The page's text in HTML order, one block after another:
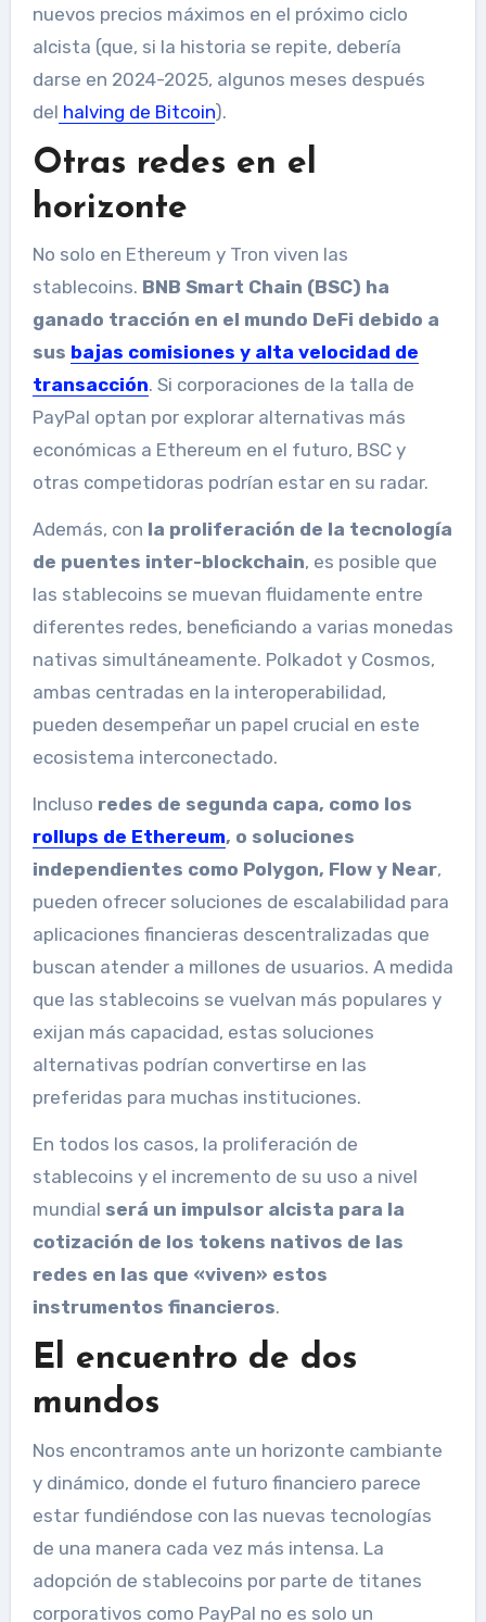
nuevos precios máximos en el próximo ciclo
alcista (que, si la historia se repite, debería
darse en 2024-2025, algunos meses después
del halving de Bitcoin).
Otras redes en el
horizonte
No solo en Ethereum y Tron viven las
stablecoins. BNB Smart Chain (BSC) ha
ganado tracción en el mundo DeFi debido a
sus bajas comisiones y alta velocidad de
transacción. Si corporaciones de la talla de
PayPal optan por explorar alternativas más
económicas a Ethereum en el futuro, BSC y
otras competidoras podrían estar en su radar.
Además, con la proliferación de la tecnología
de puentes inter-blockchain, es posible que
las stablecoins se muevan fluidamente entre
diferentes redes, beneficiando a varias monedas
nativas simultáneamente. Polkadot y Cosmos,
ambas centradas en la interoperabilidad,
pueden desempeñar un papel crucial en este
ecosistema interconectado.
Incluso redes de segunda capa, como los
rollups de Ethereum, o soluciones
independientes como Polygon, Flow y Near,
pueden ofrecer soluciones de escalabilidad para
aplicaciones financieras descentralizadas que
buscan atender a millones de usuarios. A medida
que las stablecoins se vuelvan más populares y
exijan más capacidad, estas soluciones
alternativas podrían convertirse en las
preferidas para muchas instituciones.
En todos los casos, la proliferación de
stablecoins y el incremento de su uso a nivel
mundial será un impulsor alcista para la
cotización de los tokens nativos de las
redes en las que «viven» estos
instrumentos financieros.
El encuentro de dos
mundos
Nos encontramos ante un horizonte cambiante
y dinámico, donde el futuro financiero parece
estar fundiéndose con las nuevas tecnologías
de una manera cada vez más intensa. La
adopción de stablecoins por parte de titanes
corporativos como PayPal no es solo un